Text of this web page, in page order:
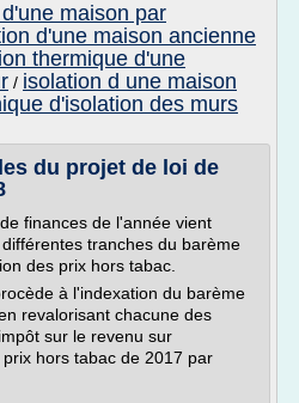
maison par
d'une maison ancienne
thermique d'une
/ isolation d une maison
d'isolation des murs
du projet de loi de
finances de l'année vient
tranches du barème
des prix hors tabac.
à l'indexation du barème
revalorisant chacune des
sur le revenu sur
hors tabac de 2017 par